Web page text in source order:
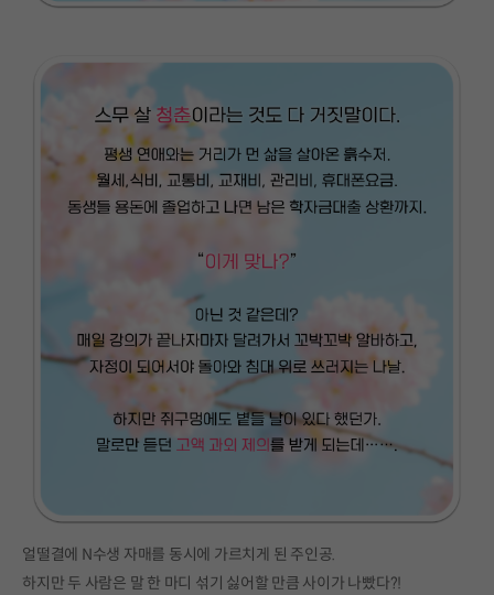
얼떨결에 N수생 자매를 동시에 가르치게 된 주인공.
하지만 두 사람은 말 한 마디 섞기 싫어할 만큼 사이가 나빴다?!